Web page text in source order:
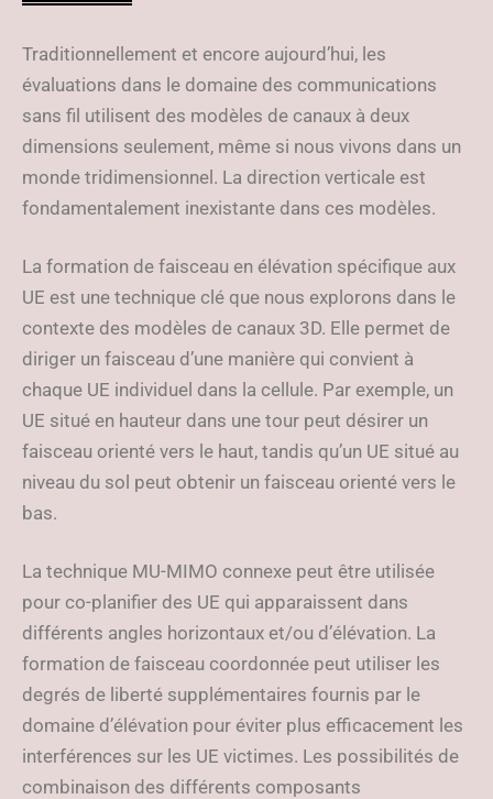
Traditionnellement et encore aujourd’hui, les
évaluations dans le domaine des communications
sans fil utilisent des modèles de canaux à deux
dimensions seulement, même si nous vivons dans un
monde tridimensionnel. La direction verticale est
fondamentalement inexistante dans ces modèles.
La formation de faisceau en élévation spécifique aux
UE est une technique clé que nous explorons dans le
contexte des modèles de canaux 3D. Elle permet de
diriger un faisceau d’une manière qui convient à
chaque UE individuel dans la cellule. Par exemple, un
UE situé en hauteur dans une tour peut désirer un
faisceau orienté vers le haut, tandis qu’un UE situé au
niveau du sol peut obtenir un faisceau orienté vers le
bas.
La technique MU-MIMO connexe peut être utilisée
pour co-planifier des UE qui apparaissent dans
différents angles horizontaux et/ou d’élévation. La
formation de faisceau coordonnée peut utiliser les
degrés de liberté supplémentaires fournis par le
domaine d’élévation pour éviter plus efficacement les
interférences sur les UE victimes. Les possibilités de
combinaison des différents composants